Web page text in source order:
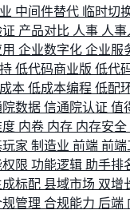
中间件替代 临时切
产品对比 人事 人事
企业数字化 企业服
低代码商业版 低代
本 低成本编程 低配
数据 信通院认证 值
度 内卷 内存 内存安全
家 制造业 前端 前端
限 功能逻辑 助手排
成标配 县域市场 双增
管理 合规能力 后端